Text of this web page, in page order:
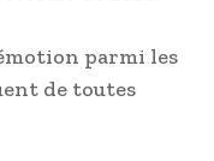
parmi les
de toutes